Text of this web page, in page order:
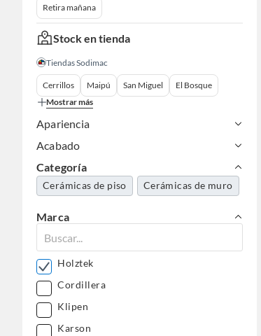
Retira mañana
Stock en tienda
Tiendas Sodimac
Cerrillos Maipú San Miguel
El Bosque
Mostrar más
Apariencia
Acabado
Categoría
Cerámicas de piso Cerámicas de muro
Marca
Holztek
Cordillera
Klipen
Karson